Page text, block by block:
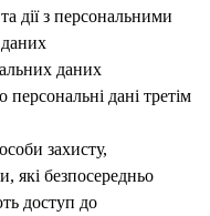
дії з персональними
даних
дані третім
захисту,
які безпосередньо
доступ до